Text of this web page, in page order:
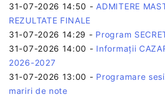
31-07-2026 14:50 - ADMITERE
REZULTATE FINALE
31-07-2026 14:29 - Program
31-07-2026 14:00 - Informații
2026-2027
31-07-2026 13:00 - Programare
mariri de note